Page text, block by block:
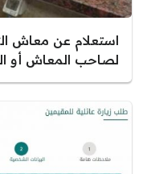
استعلام عن معاش
لصاحب المعاش أو